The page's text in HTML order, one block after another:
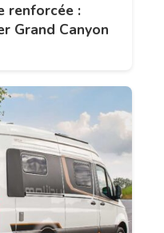
renforcée :
Grand Canyon